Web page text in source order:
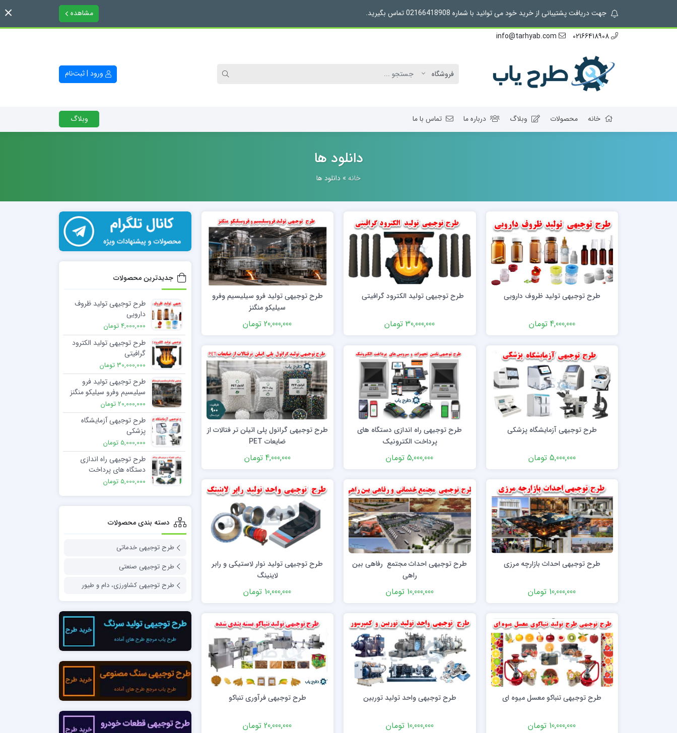
جهت دریافت پشتیبانی از خرید خود می توانید با شماره 02166418908 تماس بگیرید. مشاهده
02166418908
info@tarhyab.com
ورود | ثبت‌نام
خانه محصولات وبلاگ درباره ما تماس با ما وبلاگ
دانلود ها
خانه» دانلود ها
طرح توجیهی تولید ظروف دارویی
4,000,000 تومان
طرح توجیهی تولید الکترود گرافیتی
30,000,000 تومان
طرح توجیهی تولید فرو سیلیسیم وفرو
سیلیکو منگنز
20,000,000 تومان
طرح توجیهی آزمایشگاه پزشکی
5,000,000 تومان
طرح توجیهی راه اندازی دستگاه های
پرداخت الکترونیک
5,000,000 تومان
طرح توجیهی گرانول پلی اتیلن تر فتالات از
ضایعات PET
4,000,000 تومان
طرح توجیهی احداث بازارچه مرزی
10,000,000 تومان
طرح توجیهی احداث مجتمع رفاهی بین
راهی
10,000,000 تومان
طرح توجیهی تولید نوار لاستیکی و رابر
لاینینگ
10,000,000 تومان
طرح توجیهی تنباکو معسل میوه ای
10,000,000 تومان
طرح توجیهی واحد تولید توربین
10,000,000 تومان
طرح توجیهی فرآوری تنباکو
20,000,000 تومان
جدیدترین محصولات
طرح توجیهی تولید ظروف
دارویی
4,000,000 تومان
طرح توجیهی تولید الکترود
گرافیتی
30,000,000 تومان
طرح توجیهی تولید فرو
سیلیسیم وفرو سیلیکو منگنز
20,000,000 تومان
طرح توجیهی آزمایشگاه
پزشکی
5,000,000 تومان
طرح توجیهی راه اندازی
دستگاه های پرداخت
الکترونیک
5,000,000 تومان
دسته بندی محصولات
طرح توجیهی خدماتی
طرح توجیهی صنعتی
طرح توجیهی کشاورزی، دام و طیور